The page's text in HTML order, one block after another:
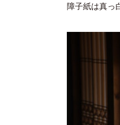
障子紙は真っ